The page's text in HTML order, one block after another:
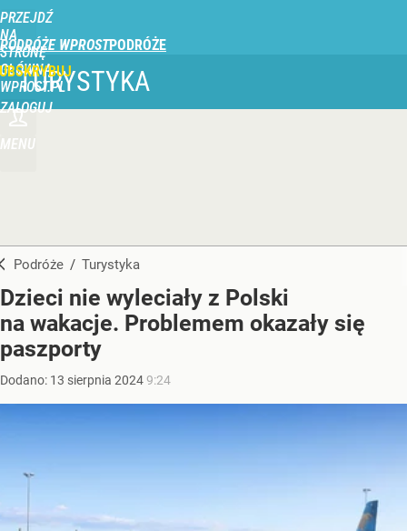
PRZEJDŹ
NA
STRONĘ
GŁÓWNĄ
WPROST.PL
PODRÓŻE WPROST
ZALOGUJ
MENU
TURYSTYKA
Podróże / Turystyka
Dzieci nie wyleciały z Polski
na wakacje. Problemem okazały się
paszporty
Dodano: 13 sierpnia 20249:24